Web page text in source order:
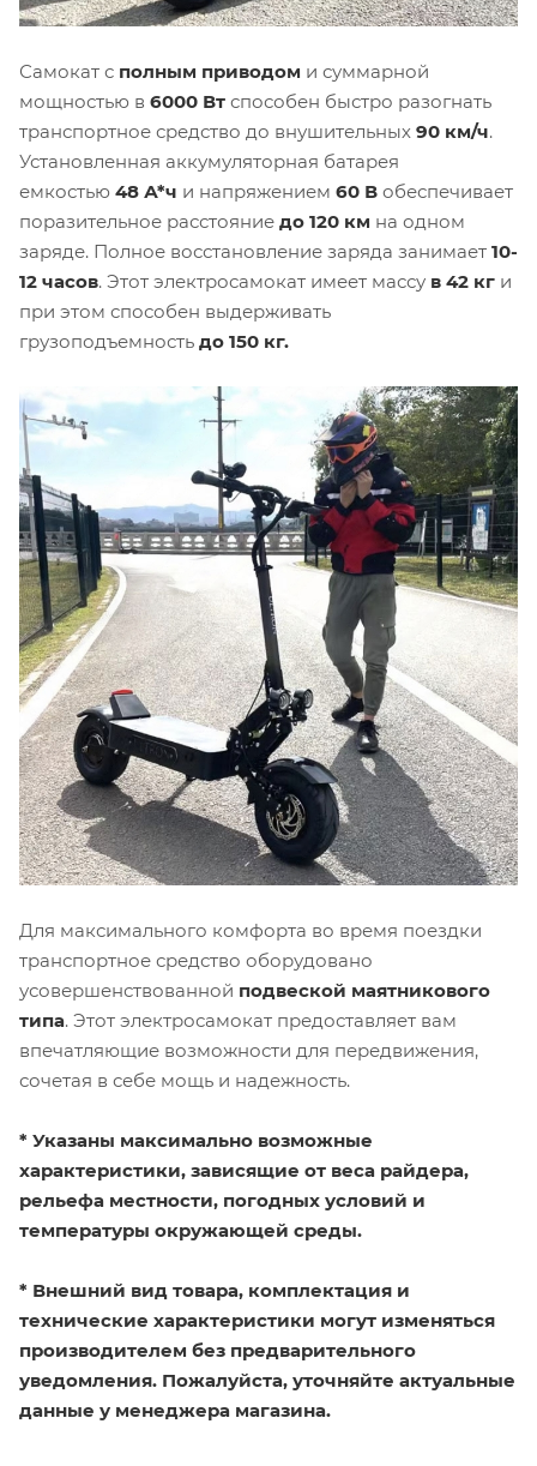
Самокат с полным приводом и суммарной
мощностью в 6000 Вт способен быстро разогнать
транспортное средство до внушительных 90 км/ч.
Установленная аккумуляторная батарея
емкостью 48 А*ч и напряжением 60 В обеспечивает
поразительное расстояние до 120 км на одном
заряде. Полное восстановление заряда занимает 10-
12 часов. Этот электросамокат имеет массу в 42 кг и
при этом способен выдерживать
грузоподъемность до 150 кг.
Для максимального комфорта во время поездки
транспортное средство оборудовано
усовершенствованной подвеской маятникового
типа. Этот электросамокат предоставляет вам
впечатляющие возможности для передвижения,
сочетая в себе мощь и надежность.
* Указаны максимально возможные
характеристики, зависящие от веса райдера,
рельефа местности, погодных условий и
температуры окружающей среды.
* Внешний вид товара, комплектация и
технические характеристики могут изменяться
производителем без предварительного
уведомления. Пожалуйста, уточняйте актуальные
данные у менеджера магазина.